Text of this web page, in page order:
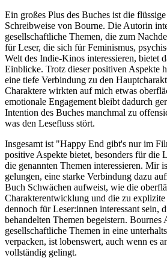
Ein großes Plus des Buches ist die
Schreibweise von Bourne. Die Autorin
gesellschaftliche Themen, die zum
für Leser, die sich für Feminismus,
Welt des Indie-Kinos interessieren, bietet
Einblicke. Trotz dieser positiven Aspekte
eine tiefe Verbindung zu den
Charaktere wirkten auf mich etwas
emotionale Engagement bleibt dadurch
Intention des Buches manchmal zu
was den Lesefluss stört.
Insgesamt ist "Happy End gibt's nur im
positive Aspekte bietet, besonders für die
die genannten Themen interessieren. Mir
gelungen, eine starke Verbindung dazu
Buch Schwächen aufweist, wie die
Charakterentwicklung und die zu
dennoch für Leser:innen interessant sein,
behandelten Themen begeistern. Bournes
gesellschaftliche Themen in eine
verpacken, ist lobenswert, auch wenn es
vollständig gelingt.